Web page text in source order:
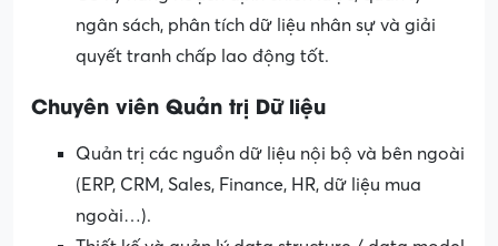
ngân sách, phân tích dữ liệu nhân sự và giải
quyết tranh chấp lao động tốt.
Chuyên viên Quản trị Dữ liệu
Quản trị các nguồn dữ liệu nội bộ và bên ngoài
(ERP, CRM, Sales, Finance, HR, dữ liệu mua
ngoài…).